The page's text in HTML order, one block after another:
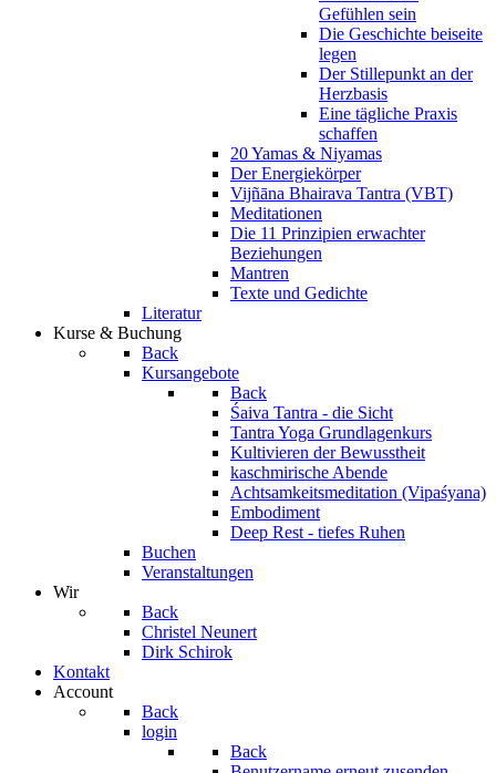
Gefühlen sein
Die Geschichte beiseite
legen
Der Stillepunkt an der
Herzbasis
Eine tägliche Praxis
schaffen
20 Yamas & Niyamas
Der Energiekörper
Vijñāna Bhairava Tantra (VBT)
Meditationen
Die 11 Prinzipien erwachter
Beziehungen
Mantren
Texte und Gedichte
Literatur
Kurse & Buchung
Back
Kursangebote
Back
Śaiva Tantra - die Sicht
Tantra Yoga Grundlagenkurs
Kultivieren der Bewusstheit
kaschmirische Abende
Achtsamkeitsmeditation (Vipaśyana)
Embodiment
Deep Rest - tiefes Ruhen
Buchen
Veranstaltungen
Wir
Back
Christel Neunert
Dirk Schirok
Kontakt
Account
Back
login
Back